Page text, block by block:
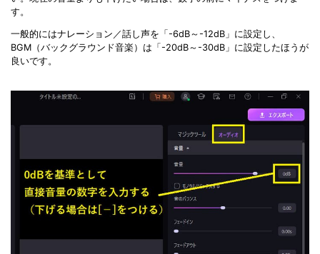
す。
一般的にはナレーション／話し声を「-6dB～-12dB」に設定し、
BGM（バックグラウンド音楽）は「-20dB～-30dB」に設定したほうが
良いです。